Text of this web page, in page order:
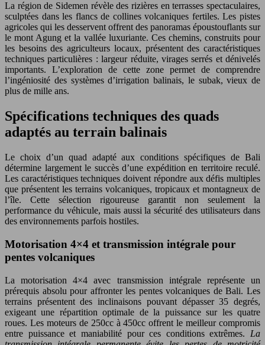
La région de Sidemen révèle des rizières en terrasses spectaculaires,
sculptées dans les flancs de collines volcaniques fertiles. Les pistes
agricoles qui les desservent offrent des panoramas époustouflants sur
le mont Agung et la vallée luxuriante. Ces chemins, construits pour
les besoins des agriculteurs locaux, présentent des caractéristiques
techniques particulières : largeur réduite, virages serrés et dénivelés
importants. L’exploration de cette zone permet de comprendre
l’ingéniosité des systèmes d’irrigation balinais, le subak, vieux de
plus de mille ans.
Spécifications techniques des quads
adaptés au terrain balinais
Le choix d’un quad adapté aux conditions spécifiques de Bali
détermine largement le succès d’une expédition en territoire reculé.
Les caractéristiques techniques doivent répondre aux défis multiples
que présentent les terrains volcaniques, tropicaux et montagneux de
l’île. Cette sélection rigoureuse garantit non seulement la
performance du véhicule, mais aussi la sécurité des utilisateurs dans
des environnements parfois hostiles.
Motorisation 4×4 et transmission intégrale pour
pentes volcaniques
La motorisation 4×4 avec transmission intégrale représente un
prérequis absolu pour affronter les pentes volcaniques de Bali. Les
terrains présentent des inclinaisons pouvant dépasser 35 degrés,
exigeant une répartition optimale de la puissance sur les quatre
roues. Les moteurs de 250cc à 450cc offrent le meilleur compromis
entre puissance et maniabilité pour ces conditions extrêmes. La